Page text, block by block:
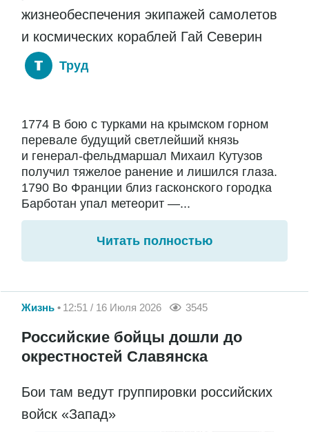
жизнеобеспечения экипажей самолетов
и космических кораблей Гай Северин
Труд
1774 В бою с турками на крымском горном
перевале будущий светлейший князь
и генерал-фельдмаршал Михаил Кутузов
получил тяжелое ранение и лишился глаза.
1790 Во Франции близ гасконского городка
Барботан упал метеорит —...
Читать полностью
Жизнь 12:51 / 16 Июля 2026 3545
Российские бойцы дошли до
окрестностей Славянска
Бои там ведут группировки российских
войск «Запад»